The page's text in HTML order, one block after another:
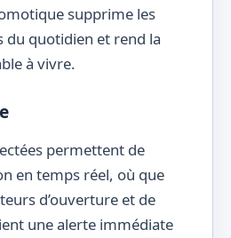
supprime les
du quotidien et rend la
à vivre.
permettent de
en temps réel, où que
d’ouverture et de
une alerte immédiate